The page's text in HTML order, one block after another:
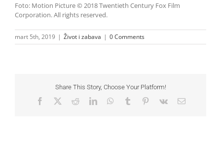
Foto: Motion Picture © 2018 Twentieth Century Fox Film
Corporation. All rights reserved.
mart 5th, 2019 | Život i zabava | 0 Comments
Share This Story, Choose Your Platform!
Facebook RedditLinkedInWhatsApp
Tumblr Pinterest
Vk Email